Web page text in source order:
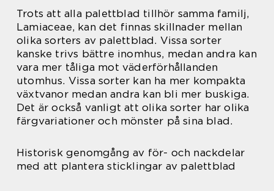
Trots att alla palettblad tillhör samma familj,
Lamiaceae, kan det finnas skillnader mellan
olika sorters av palettblad. Vissa sorter
kanske trivs bättre inomhus, medan andra kan
vara mer tåliga mot väderförhållanden
utomhus. Vissa sorter kan ha mer kompakta
växtvanor medan andra kan bli mer buskiga.
Det är också vanligt att olika sorter har olika
färgvariationer och mönster på sina blad.
Historisk genomgång av för- och nackdelar
med att plantera sticklingar av palettblad